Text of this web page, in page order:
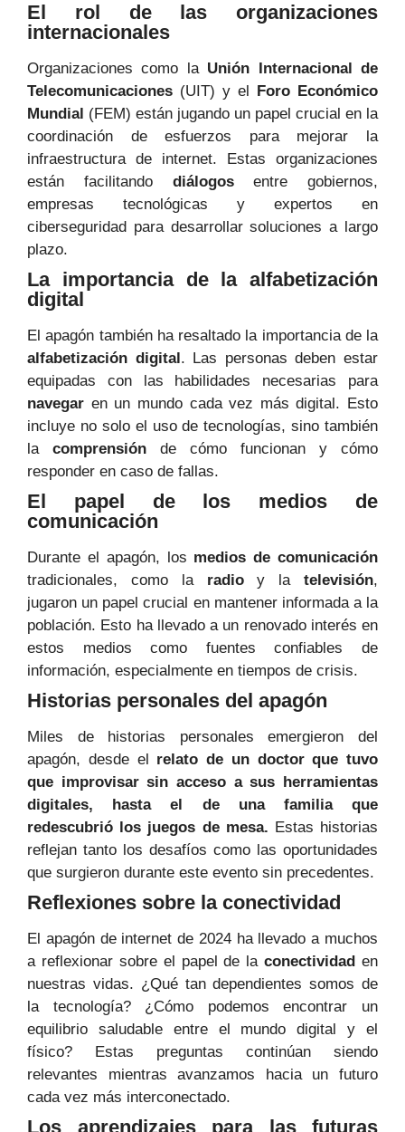
El rol de las organizaciones
internacionales
Organizaciones como la Unión Internacional de
Telecomunicaciones (UIT) y el
Foro Económico
Mundial (FEM) están jugando un papel crucial en la
coordinación de esfuerzos para mejorar la
infraestructura de internet. Estas organizaciones
están facilitando diálogosentre gobiernos,
empresas tecnológicas y expertos en
ciberseguridad para desarrollar soluciones a largo
plazo.
La importancia de la alfabetización
digital
El apagón también ha resaltado la importancia de la
alfabetización digital . Las personas deben estar
equipadas con las habilidades necesarias para
navegar en un mundo cada vez más digital. Esto
incluye no solo el uso de tecnologías, sino también
la comprensión de cómo funcionan y cómo
responder en caso de fallas.
El papel de los medios de
comunicación
Durante el apagón, los medios de comunicación
tradicionales, como la radioy la televisión,
jugaron un papel crucial en mantener informada a la
población. Esto ha llevado a un renovado interés en
estos medios como fuentes confiables de
información, especialmente en tiempos de crisis.
Historias personales del apagón
Miles de historias personales emergieron del
apagón, desde el relato de un doctor que tuvo
que improvisar sin acceso a sus herramientas
digitales, hasta el de una familia que
redescubrió los juegos de mesa. Estas historias
reflejan tanto los desafíos como las oportunidades
que surgieron durante este evento sin precedentes.
Reflexiones sobre la conectividad
El apagón de internet de 2024 ha llevado a muchos
a reflexionar sobre el papel de laconectividad en
nuestras vidas. ¿Qué tan dependientes somos de
la tecnología? ¿Cómo podemos encontrar un
equilibrio saludable entre el mundo digital y el
físico? Estas preguntas continúan siendo
relevantes mientras avanzamos hacia un futuro
cada vez más interconectado.
Los aprendizajes para las futuras